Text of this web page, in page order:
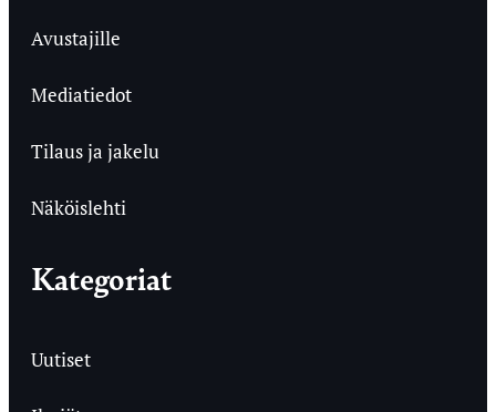
Avustajille
Mediatiedot
Tilaus ja jakelu
Näköislehti
Kategoriat
Uutiset